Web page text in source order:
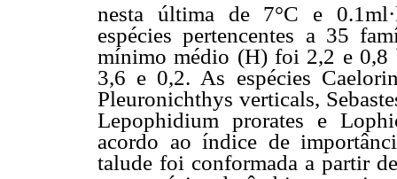
nesta última de 7°C e
espécies pertencentes a 35
mínimo médio (H) foi 2,2 e
3,6 e 0,2. As espécies
Pleuronichthys verticals,
Lepophidium prorates e
acordo ao índice de
talude foi conformada a partir